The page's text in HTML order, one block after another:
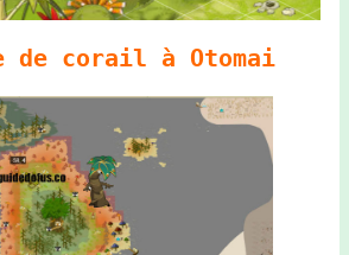
de corail à Otomai